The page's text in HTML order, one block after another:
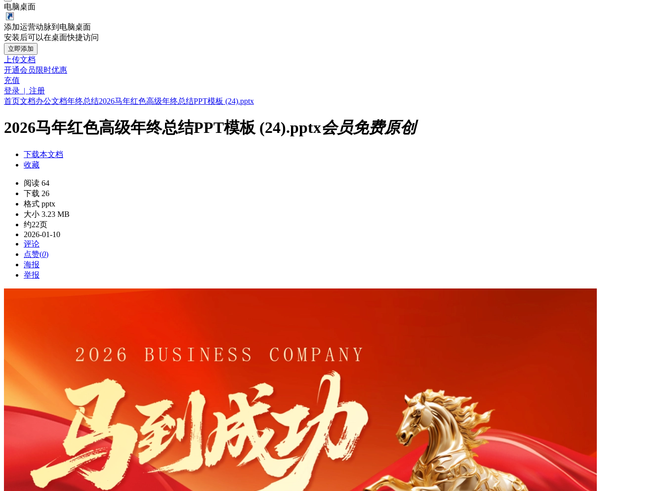
电脑桌面
添加运营动脉到电脑桌面
安装后可以在桌面快捷访问
立即添加
上传文档
开通会员限时优惠
充值
登录 | 注册
首页文档办公文档年终总结2026马年红色高级年终总结PPT模板 (24).pptx
2026马年红色高级年终总结PPT模板 (24).pptx会员免费原创
下载本文档
收藏
阅读 64
下载 26
格式 pptx
大小 3.23 MB
约22页
2026-01-10
评论
点赞(0)
海报
举报